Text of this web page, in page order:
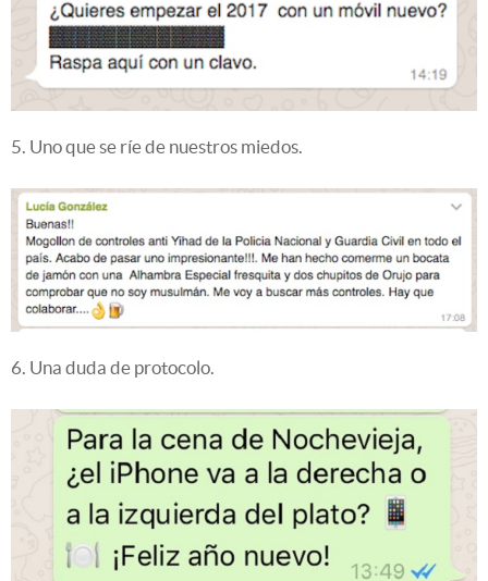
5. Uno que se ríe de nuestros miedos.
6. Una duda de protocolo.